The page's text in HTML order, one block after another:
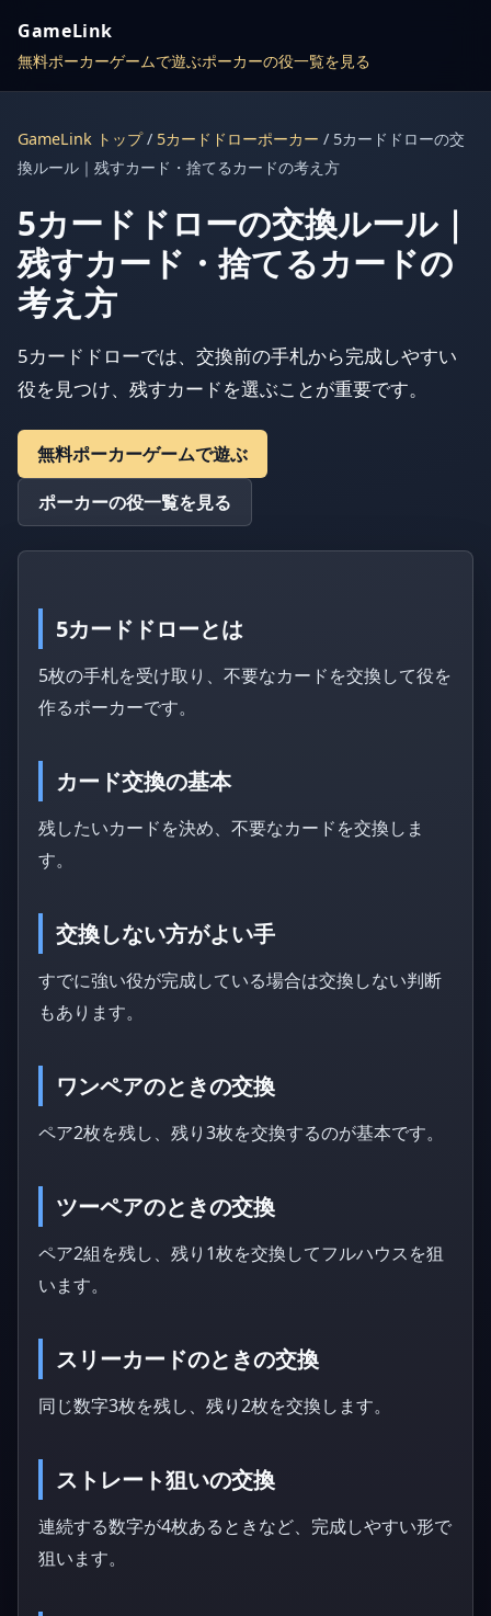
GameLink
無料ポーカーゲームで遊ぶポーカーの役一覧を見る
GameLink トップ/ 5カードドローポーカー / 5カードドローの交
換ルール｜残すカード・捨てるカードの考え方
5カードドローの交換ルール｜
残すカード・捨てるカードの
考え方
5カードドローでは、交換前の手札から完成しやすい
役を見つけ、残すカードを選ぶことが重要です。
無料ポーカーゲームで遊ぶ
ポーカーの役一覧を見る
5カードドローとは
5枚の手札を受け取り、不要なカードを交換して役を
作るポーカーです。
カード交換の基本
残したいカードを決め、不要なカードを交換しま
す。
交換しない方がよい手
すでに強い役が完成している場合は交換しない判断
もあります。
ワンペアのときの交換
ペア2枚を残し、残り3枚を交換するのが基本です。
ツーペアのときの交換
ペア2組を残し、残り1枚を交換してフルハウスを狙
います。
スリーカードのときの交換
同じ数字3枚を残し、残り2枚を交換します。
ストレート狙いの交換
連続する数字が4枚あるときなど、完成しやすい形で
狙います。